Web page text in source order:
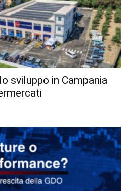
sviluppo in Campania